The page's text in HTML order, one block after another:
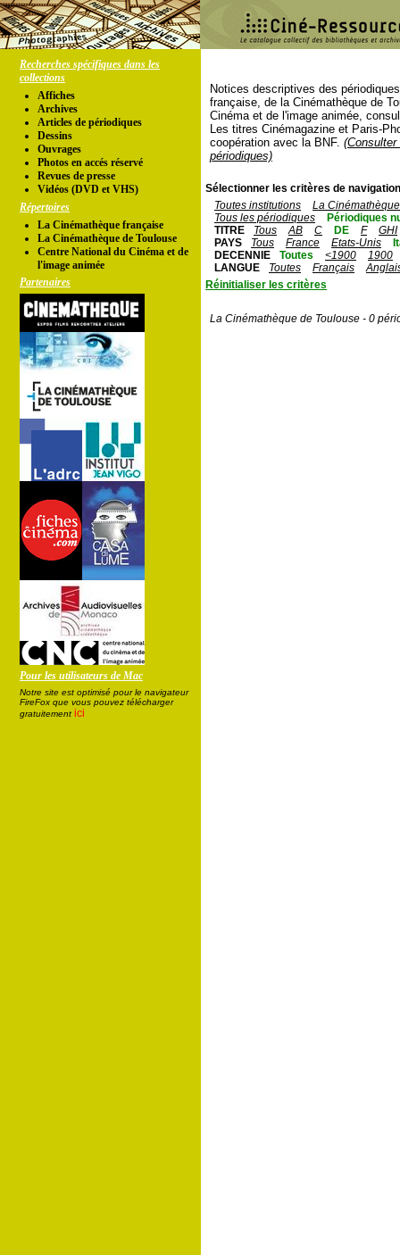
Recherches spécifiques dans les
collections
Affiches
Archives
Articles de périodiques
Dessins
Ouvrages
Photos en accés réservé
Revues de presse
Vidéos (DVD et VHS)
Répertoires
La Cinémathèque française
La Cinémathèque de Toulouse
Centre National du Cinéma et de
l'image animée
Partenaires
Pour les utilisateurs de Mac
Notre site est optimisé pour le navigateur
FireFox que vous pouvez télécharger
gratuitement ici
Notices descriptives des
française, de la Cinémathèque de
Cinéma et de l'image animée,
Les titres Cinémagazine et Paris-
coopération avec la BNF.
périodiques)
Sélectionner les critères de
Toutes institutions
La
Tous les périodiques
Périodiques
TITRE
Tous AB C DE F
GHI
PAYS
Tous France Etats-Unis
DECENNIE
Toutes <1900
1900
LANGUE
Toutes Français
Réinitialiser les critères
La Cinémathèque de Toulouse - 0